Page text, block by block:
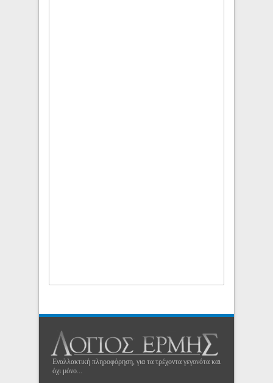
Εναλλακτική πληροφόρηση, για τα τρέχοντα γεγονότα και
όχι μόνο...